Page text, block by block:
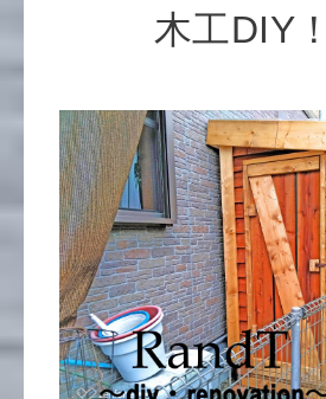
木工DIY